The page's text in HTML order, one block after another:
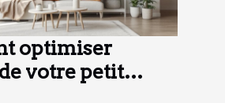
optimiser
votre petit